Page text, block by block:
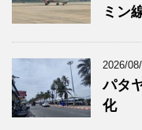
ミン
2026/
パタ
化